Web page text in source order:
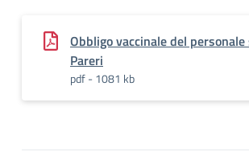
Obbligo vaccinale del
Pareri
pdf - 1081 kb